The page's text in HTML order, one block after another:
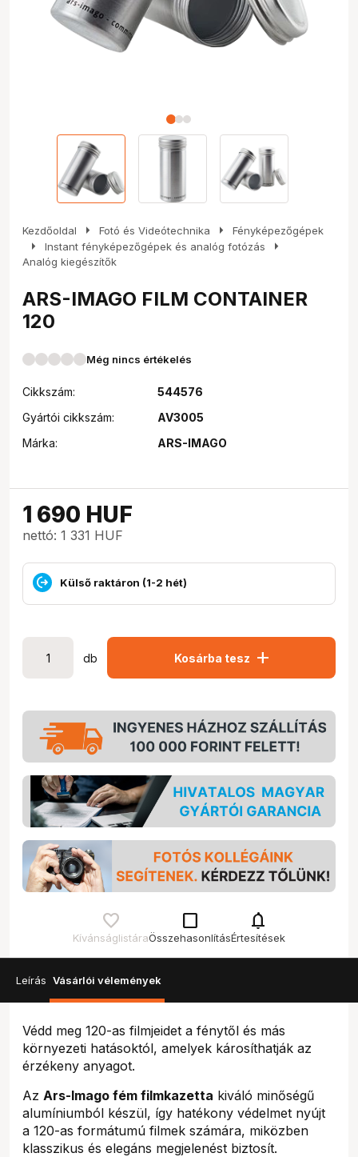
Kezdőoldal arrow_right Fotó és Videótechnika arrow_right Fényképezőgépek
arrow_right Instant fényképezőgépek és analóg fotózás arrow_right
Analóg kiegészítők
ARS-IMAGO FILM CONTAINER
120
Még nincs értékelés
Cikkszám:
544576
Gyártói cikkszám:
AV3005
Márka:
ARS-IMAGO
1 690 HUF
nettó: 1 331 HUF
Külső raktáron (1-2 hét)
db Kosárba tesz add
Kívánságlistára
check_box_outline_blank
Összehasonlítás
notifications
Értesítések
Leírás Vásárlói vélemények
Védd meg 120-as filmjeidet a fénytől és más
környezeti hatásoktól, amelyek károsíthatják az
érzékeny anyagot.
Az Ars-Imago fém filmkazetta kiváló minőségű
alumíniumból készül, így hatékony védelmet nyújt
a 120-as formátumú filmek számára, miközben
klasszikus és elegáns megjelenést biztosít.